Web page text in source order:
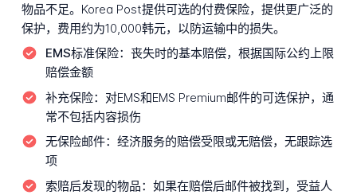
物品不足。Korea Post提供可选的付费保险，提供更广泛的
保护，费用约为10,000韩元，以防运输中的损失。
EMS标准保险： 丧失时的基本赔偿，根据国际公约上限
赔偿金额
补充保险： 对EMS和EMS Premium邮件的可选保护，通
常不包括内容损伤
无保险邮件： 经济服务的赔偿受限或无赔偿，无跟踪选
项
索赔后发现的物品： 如果在赔偿后邮件被找到，受益人